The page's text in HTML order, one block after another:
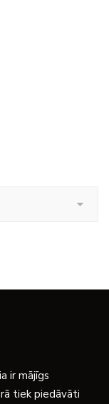
ir mājīgs
tiek piedāvāti